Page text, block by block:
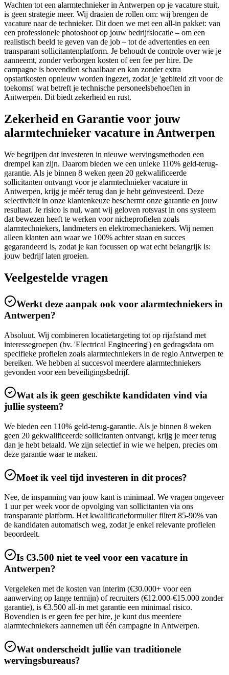
Wachten tot een alarmtechnieker in Antwerpen op je vacature stuit,
is geen strategie meer. Wij draaien de rollen om: wij brengen de
vacature naar de technieker. Dit doen we met een all-in pakket: van
een professionele photoshoot op jouw bedrijfslocatie – om een
realistisch beeld te geven van de job – tot de advertenties en een
transparant sollicitantenplatform. Je behoudt de controle over wie je
aanneemt, zonder verborgen kosten of een fee per hire. De
campagne is bovendien schaalbaar en kan zonder extra
opstartkosten opnieuw worden ingezet, zodat je 'gebiteld zit voor de
toekomst' wat betreft je technische personeelsbehoeften in
Antwerpen. Dit biedt zekerheid en rust.
Zekerheid en Garantie voor jouw
alarmtechnieker vacature in Antwerpen
We begrijpen dat investeren in nieuwe wervingsmethoden een
drempel kan zijn. Daarom bieden we een unieke 110% geld-terug-
garantie. Als je binnen 8 weken geen 20 gekwalificeerde
sollicitanten ontvangt voor je alarmtechnieker vacature in
Antwerpen, krijg je méér terug dan je hebt geïnvesteerd. Deze
selectiviteit in onze klantenkeuze beschermt onze garantie en jouw
resultaat. Je risico is nul, want wij geloven rotsvast in ons systeem
dat bewezen heeft te werken voor nicheprofielen zoals
alarmtechniekers, landmeters en elektromechaniekers. Wij nemen
alleen klanten aan waar we 100% achter staan en succes
gegarandeerd is, zodat je kan focussen op wat echt belangrijk is:
jouw bedrijf laten groeien.
Veelgestelde vragen
Werkt deze aanpak ook voor alarmtechniekers in
Antwerpen?
Absoluut. Wij combineren locatietargeting tot op rijafstand met
interessegroepen (bv. 'Electrical Engineering') en gedragsdata om
specifieke profielen zoals alarmtechniekers in de regio Antwerpen te
bereiken. We hebben al succesvol meerdere alarmtechniekers
gevonden voor een beveiligingsbedrijf.
Wat als ik geen geschikte kandidaten vind via
jullie systeem?
We bieden een 110% geld-terug-garantie. Als je binnen 8 weken
geen 20 gekwalificeerde sollicitanten ontvangt, krijg je meer terug
dan je hebt betaald. We zijn selectief in wie we helpen, precies om
deze garantie waar te maken.
Moet ik veel tijd investeren in dit proces?
Nee, de inspanning van jouw kant is minimaal. We vragen ongeveer
1 uur per week voor de opvolging van sollicitanten via ons
transparante platform. Het kwalificatieformulier filtert 85-90% van
de kandidaten automatisch weg, zodat je enkel relevante profielen
beoordeelt.
Is €3.500 niet te veel voor een vacature in
Antwerpen?
Vergeleken met de kosten van interim (€30.000+ voor een
aanwerving op lange termijn) of recruiters (€12.000-€15.000 zonder
garantie), is €3.500 all-in met garantie een minimaal risico.
Bovendien is er geen fee per hire, je kunt dus meerdere
alarmtechniekers aannemen uit één campagne in Antwerpen.
Wat onderscheidt jullie van traditionele
wervingsbureaus?